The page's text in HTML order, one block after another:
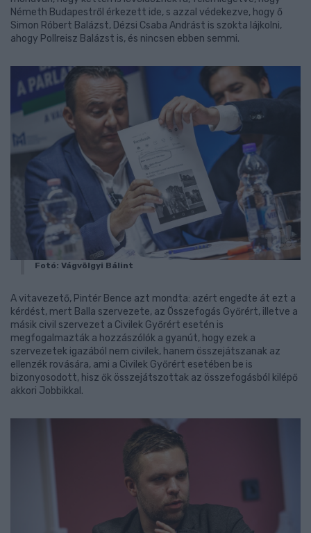
Németh Budapestről érkezett ide, s azzal védekezve, hogy ő
Simon Róbert Balázst, Dézsi Csaba Andrást is szokta lájkolni,
ahogy Pollreisz Balázst is, és nincsen ebben semmi.
Fotó: Vágvölgyi Bálint
A vitavezető, Pintér Bence azt mondta: azért engedte át ezt a
kérdést, mert Balla szervezete, az Összefogás Győrért, illetve a
másik civil szervezet a Civilek Győrért esetén is
megfogalmazták a hozzászólók a gyanút, hogy ezek a
szervezetek igazából nem civilek, hanem összejátszanak az
ellenzék rovására, ami a Civilek Győrért esetében be is
bizonyosodott, hisz ők összejátszottak az összefogásból kilépő
akkori Jobbikkal.